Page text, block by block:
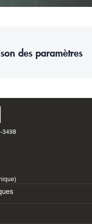
des paramètres
3498